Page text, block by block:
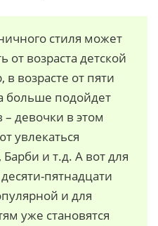
стиля может
от возраста детской
возрасте от пяти
больше подойдет
девочки в этом
увлекаться
и т.д. А вот для
пятнадцати
и для
уже становятся